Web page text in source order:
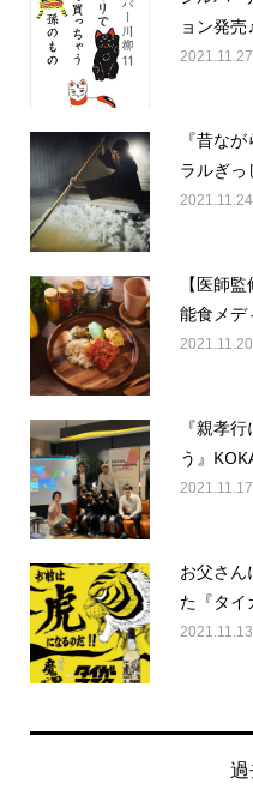
ョン発
2021.11.27
『昔な
ラルぎっ
2021.11.24
【医師
能食メデ
2021.11.20
『親孝
う』
2021.11.17
お父さん
た『タイ
2021.11.13